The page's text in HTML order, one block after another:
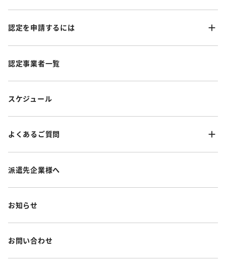
認定を申請するには
認定事業者一覧
スケジュール
よくあるご質問
派遣先企業様へ
お知らせ
お問い合わせ